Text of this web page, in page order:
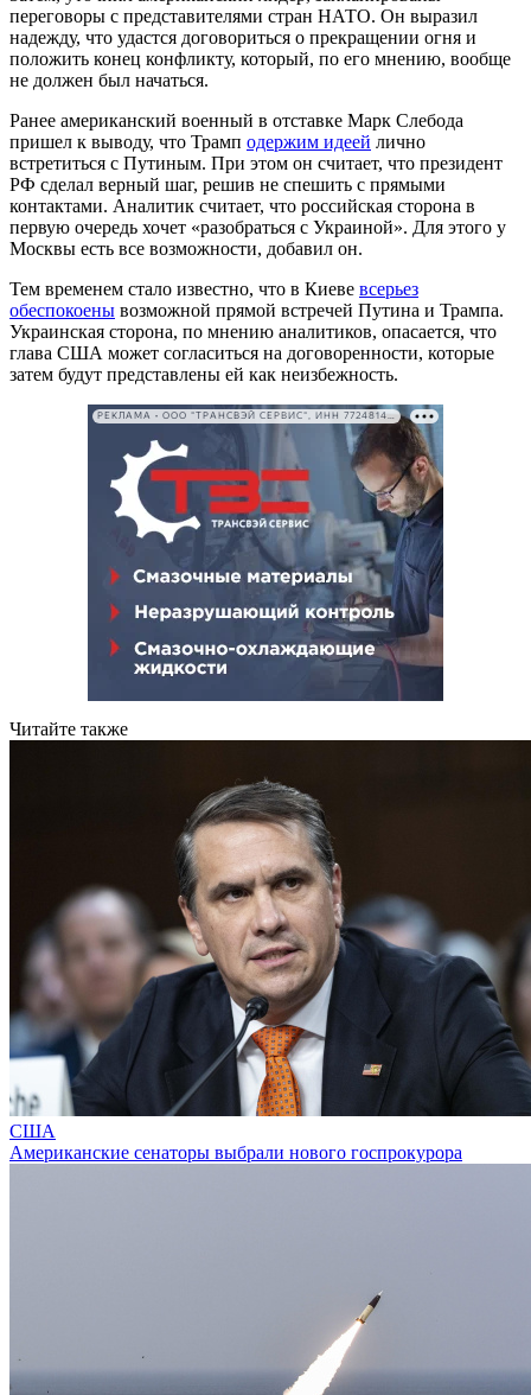
переговоры с представителями стран НАТО. Он выразил
надежду, что удастся договориться о прекращении огня и
положить конец конфликту, который, по его мнению, вообще
не должен был начаться.
Ранее американский военный в отставке Марк Слебода
пришел к выводу, что Трамп одержим идеей лично
встретиться с Путиным. При этом он считает, что президент
РФ сделал верный шаг, решив не спешить с прямыми
контактами. Аналитик считает, что российская сторона в
первую очередь хочет «разобраться с Украиной». Для этого у
Москвы есть все возможности, добавил он.
Тем временем стало известно, что в Киеве всерьез
обеспокоены возможной прямой встречей Путина и Трампа.
Украинская сторона, по мнению аналитиков, опасается, что
глава США может согласиться на договоренности, которые
затем будут представлены ей как неизбежность.
РЕКЛАМА • ООО "ТРАНСВЭЙ СЕРВИС", ИНН 7724814198
Читайте также
США
Американские сенаторы выбрали нового госпрокурора